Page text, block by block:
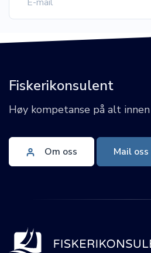
Fiskerikonsulent
Høy kompetanse på alt
Om oss Mail oss